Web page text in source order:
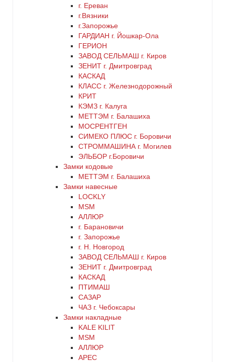
г. Ереван
г.Вязники
г.Запорожье
ГАРДИАН г. Йошкар-Ола
ГЕРИОН
ЗАВОД СЕЛЬМАШ г. Киров
ЗЕНИТ г. Дмитровград
КАСКАД
КЛАСС г. Железнодорожный
КРИТ
КЭМЗ г. Калуга
МЕТТЭМ г. Балашиха
МОСРЕНТГЕН
СИМЕКО ПЛЮС г. Боровичи
СТРОММАШИНА г. Могилев
ЭЛЬБОР г.Боровичи
Замки кодовые
МЕТТЭМ г. Балашиха
Замки навесные
LOCKLY
MSM
АЛЛЮР
г. Барановичи
г. Запорожье
г. Н. Новгород
ЗАВОД СЕЛЬМАШ г. Киров
ЗЕНИТ г. Дмитровград
КАСКАД
ПТИМАШ
САЗАР
ЧАЗ г. Чебоксары
Замки накладные
KALE KILIT
MSM
АЛЛЮР
АРЕС